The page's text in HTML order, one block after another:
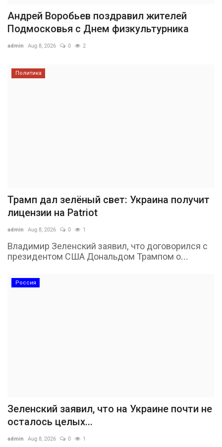
Андрей Воробьев поздравил жителей
Подмосковья с Днем физкультурника
admin Aug 8, 2026 0 2
Политика
Трамп дал зелёный свет: Украина получит
лицензии на Patriot
admin Aug 8, 2026 0 1
Владимир Зеленский заявил, что договорился с
президентом США Дональдом Трампом о...
Россия
Зеленский заявил, что на Украине почти не
осталось целых...
admin Aug 8, 2026 0 1